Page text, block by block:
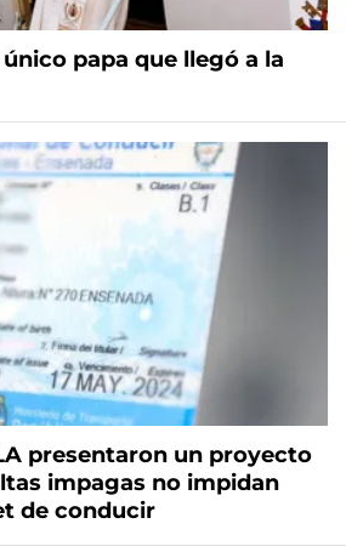
papa que llegó a la
presentaron un proyecto
impagas no impidan
de conducir